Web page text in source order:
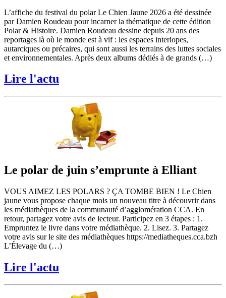
L’affiche du festival du polar Le Chien Jaune 2026 a été dessinée
par Damien Roudeau pour incarner la thématique de cette édition
Polar & Histoire. Damien Roudeau dessine depuis 20 ans des
reportages là où le monde est à vif : les espaces interlopes,
autarciques ou précaires, qui sont aussi les terrains des luttes sociales
et environnementales. Après deux albums dédiés à de grands (…)
Lire l'actu
Le polar de juin s’emprunte à Elliant
VOUS AIMEZ LES POLARS ? ÇA TOMBE BIEN ! Le Chien
jaune vous propose chaque mois un nouveau titre à découvrir dans
les médiathèques de la communauté d’agglomération CCA. En
retour, partagez votre avis de lecteur. Participez en 3 étapes : 1.
Empruntez le livre dans votre médiathèque. 2. Lisez. 3. Partagez
votre avis sur le site des médiathèques https://mediatheques.cca.bzh
L’Élevage du (…)
Lire l'actu